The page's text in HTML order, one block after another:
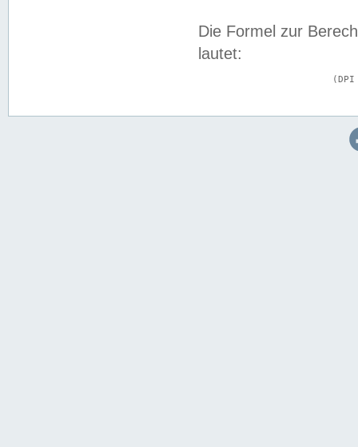
Die Formel zur
lautet: